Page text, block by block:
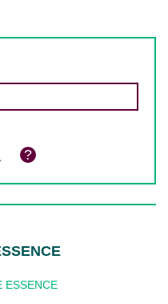
ESSENCE